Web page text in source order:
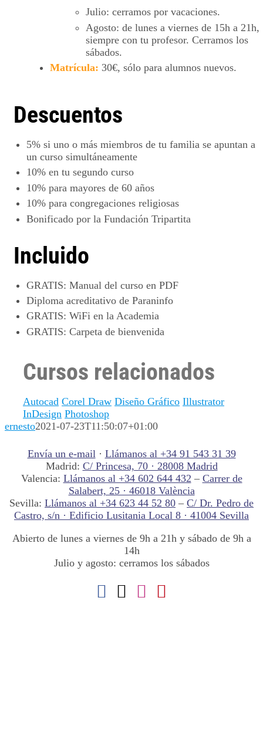
Julio: cerramos por vacaciones.
Agosto: de lunes a viernes de 15h a 21h,
siempre con tu profesor. Cerramos los
sábados.
Matrícula: 30€, sólo para alumnos nuevos.
Descuentos
5%si uno o más miembros de tu familia se apuntan a
un curso simultáneamente
10%en tu segundo curso
10%para mayores de 60 años
10%para congregaciones religiosas
Bonificado por la Fundación Tripartita
Incluido
GRATIS: Manual del curso en PDF
Diploma acreditativo de Paraninfo
GRATIS: WiFi en la Academia
GRATIS: Carpeta de bienvenida
Cursos relacionados
Autocad Corel Draw Diseño Gráfico Illustrator
InDesign Photoshop
ernesto2021-07-23T11:50:07+01:00
Envía un e-mail· Llámanos al +34 91 543 31 39
Madrid: C/ Princesa, 70 · 28008 Madrid
Valencia: Llámanos al +34 602 644 432 – Carrer de
Salabert, 25 · 46018 València
Sevilla: Llámanos al +34 623 44 52 80 – C/ Dr. Pedro de
Castro, s/n · Edificio Lusitania Local 8 · 41004 Sevilla
Abierto de lunes a viernes de 9h a 21h y sábado de 9h a
14h
Julio y agosto: cerramos los sábados